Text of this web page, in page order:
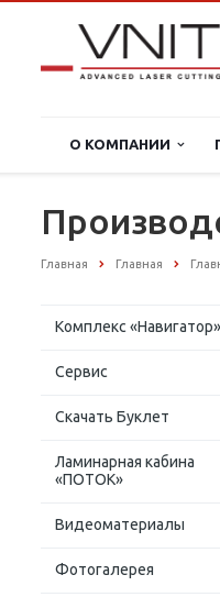
О КОМПАНИИ
Главная Главная
Комплекс «Навигатор»
Сервис
Скачать Буклет
Ламинарная кабина
«ПОТОК»
Видеоматериалы
Фотогалерея